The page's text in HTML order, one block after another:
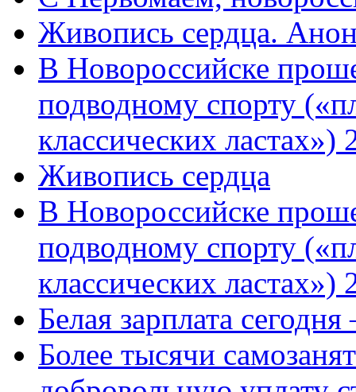
Живопись сердца.
В Новороссийске
подводному спорту
классических
Живопись сердца
В Новороссийске
подводному спорту
классических ластах»)
Белая зарплата
Более тысячи